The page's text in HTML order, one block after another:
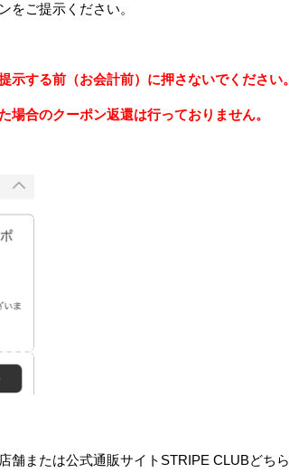
をご提示ください。
する前（お会計前）に押さないでください。
合のクーポン返還は行っておりません。
または公式通販サイトSTRIPE CLUBどち